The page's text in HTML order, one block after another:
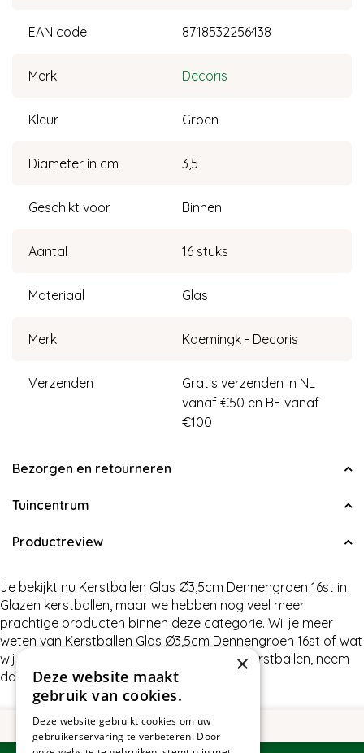
EAN code 8718532256438
Merk Decoris
Kleur Groen
Diameter in cm 3,5
Geschikt voor Binnen
Aantal 16 stuks
Materiaal Glas
Merk Kaemingk - Decoris
Verzenden
Gratis verzenden in NL
vanaf €50 en BE vanaf
€100
Bezorgen en retourneren
Tuincentrum
Productreview
Je bekijkt nu Kerstballen Glas Ø3,5cm Dennengroen 16st in
Glazen kerstballen, maar we hebben nog veel meer
prachtige producten binnen deze categorie. Wil je meer
weten van Kerstballen Glas Ø3,5cm Dennengroen 16st of wat
wij nog meer te bieden hebben in Glazen kerstballen, neem
dan gerust contact met ons op.
×
Deze website maakt
gebruik van cookies.
Deze website gebruikt cookies om uw
gebruikerservaring te verbeteren. Door